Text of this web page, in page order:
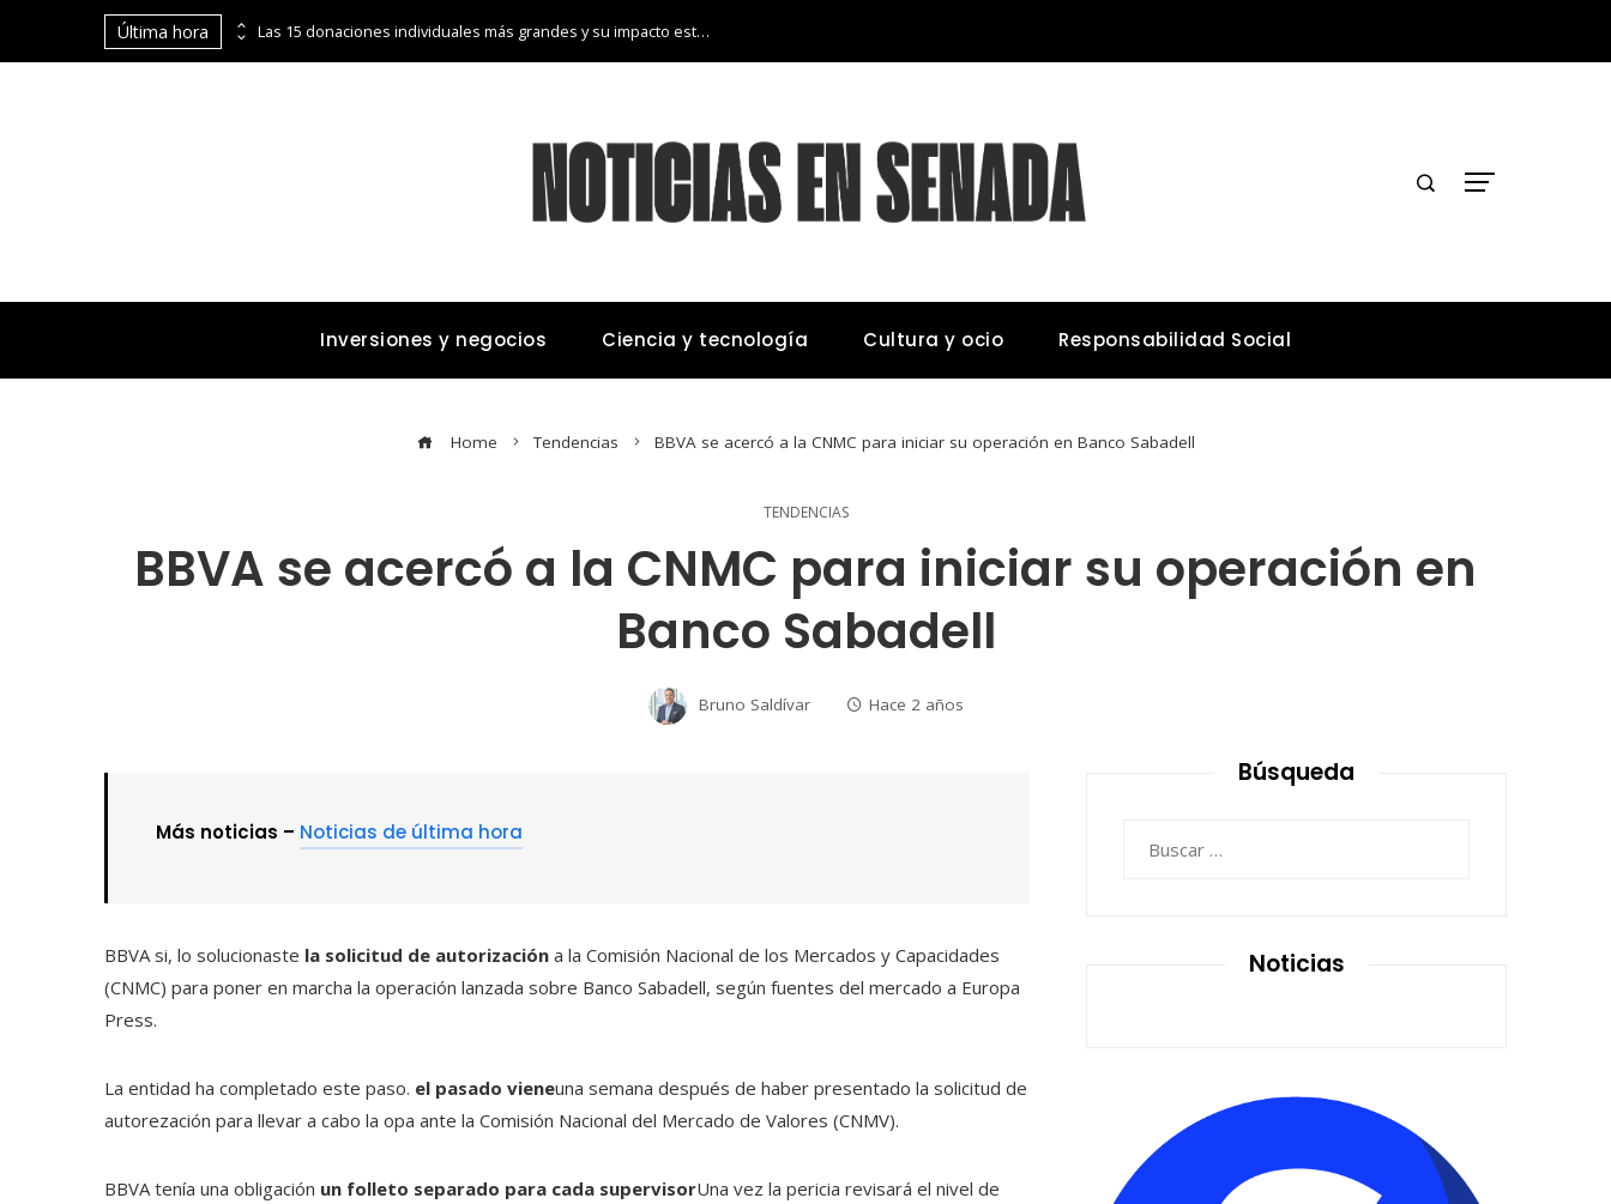
Última hora Las 15 donaciones individuales más grandes y su impacto estructural en sistemas educativos y sanitarios
Inversiones y negocios Ciencia y tecnología Cultura y ocio Responsabilidad Social
Home Tendencias BBVA se acercó a la CNMC para iniciar su operación en Banco Sabadell
TENDENCIAS
BBVA se acercó a la CNMC para iniciar su operación en
Banco Sabadell
Bruno Saldívar Hace 2 años
Más noticias – Noticias de última hora
BBVA si, lo solucionaste la solicitud de autorización a la Comisión Nacional de los Mercados y Capacidades
(CNMC) para poner en marcha la operación lanzada sobre Banco Sabadell, según fuentes del mercado a Europa
Press.
La entidad ha completado este paso. el pasado vieneuna semana después de haber presentado la solicitud de
autorezación para llevar a cabo la opa ante la Comisión Nacional del Mercado de Valores (CNMV).
BBVA tenía una obligación un folleto separado para cada supervisorUna vez la pericia revisará el nivel de
Búsqueda
Noticias